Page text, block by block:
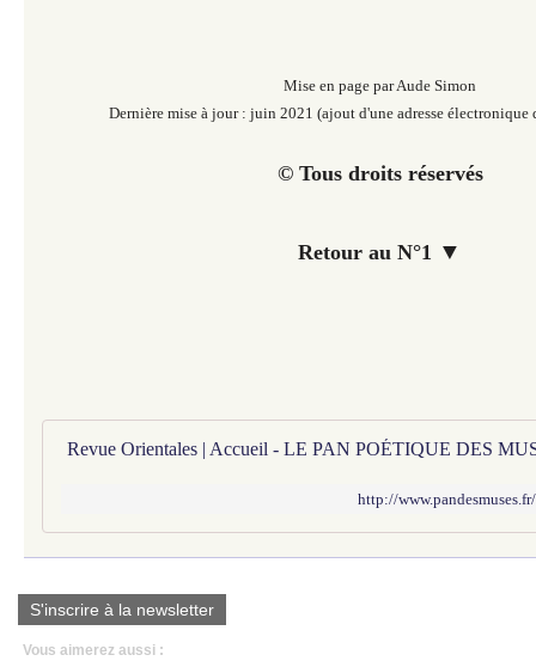
Mise en page par Aude Simon
Dernière mise à jour : juin 2021 (ajout d'une adresse électronique
© Tous droits réservés
Retour au N°1 ▼
Revue Orientales | Accueil - LE PAN POÉTIQUE DES
http://
S'inscrire à la newsletter
Vous aimerez aussi :